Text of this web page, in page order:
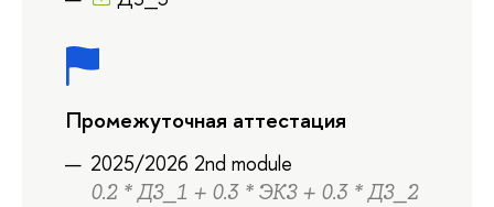
Промежуточная аттестация
2025/2026 2nd module
0.2 * ДЗ_1 + 0.3 * ЭКЗ + 0.3 * ДЗ_2